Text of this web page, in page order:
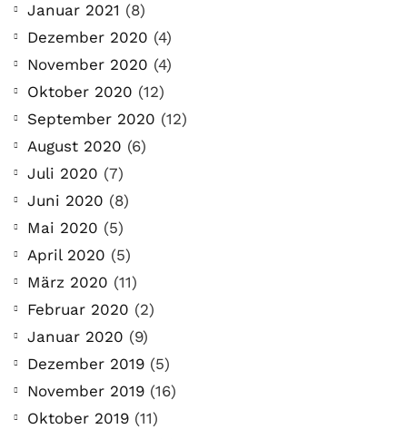
Januar 2021 (8)
Dezember 2020 (4)
November 2020 (4)
Oktober 2020 (12)
September 2020 (12)
August 2020 (6)
Juli 2020 (7)
Juni 2020 (8)
Mai 2020 (5)
April 2020 (5)
März 2020 (11)
Februar 2020 (2)
Januar 2020 (9)
Dezember 2019 (5)
November 2019 (16)
Oktober 2019 (11)